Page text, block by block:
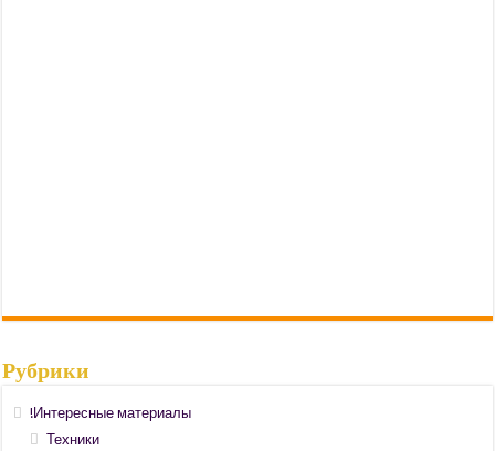
Рубрики
!Интересные материалы
Техники